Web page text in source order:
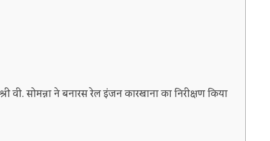
वी. सोमन्ना ने बनारस रेल इंजन कारखाना का निरीक्षण किया